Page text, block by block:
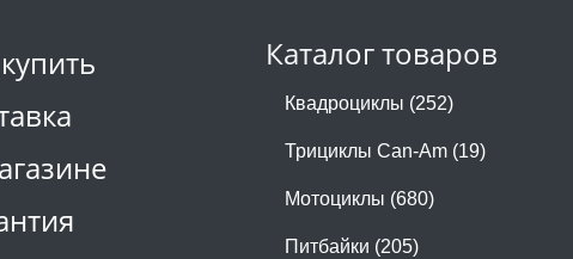
Каталог товаров
Квадроциклы (252)
Трициклы Can-Am (19)
Мотоциклы (680)
Питбайки (205)